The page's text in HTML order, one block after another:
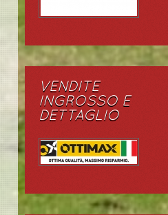
VENDITE
INGROSSO E
DETTAGLIO